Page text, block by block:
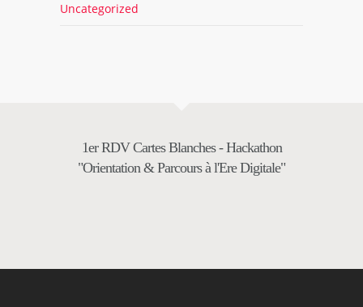
Uncategorized
1er RDV Cartes Blanches - Hackathon
"Orientation & Parcours à l'Ere Digitale"